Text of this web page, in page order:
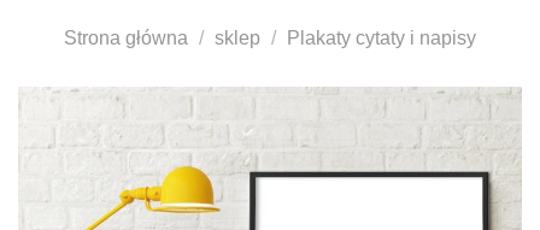
Strona główna / sklep / Plakaty cytaty i napisy